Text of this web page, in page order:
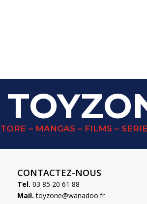
– MANGAS – FILMS –
CONTACTEZ-NOUS
Tel. 03 85 20 61 88
Mail. toyzone@wanadoo.fr